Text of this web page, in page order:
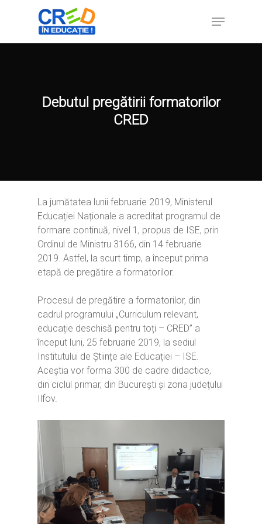
Debutul pregătirii formatorilor
CRED
La jumătatea lunii februarie 2019, Ministerul
Educației Naționale a acreditat programul de
formare continuă, nivel 1, propus de ISE, prin
Ordinul de Ministru 3166, din 14 februarie
2019. Astfel, la scurt timp, a început prima
etapă de pregătire a formatorilor.
Procesul de pregătire a formatorilor, din
cadrul programului „Curriculum relevant,
educație deschisă pentru toți – CRED” a
început luni, 25 februarie 2019, la sediul
Institutului de Științe ale Educației – ISE.
Aceștia vor forma 300 de cadre didactice,
din ciclul primar, din București și zona județului
Ilfov.